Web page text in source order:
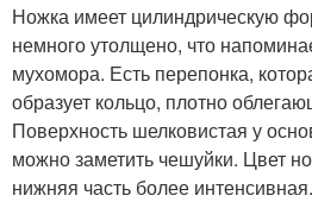
Ножка имеет цилиндрическую
немного утолщено, что
мухомора. Есть перепонка,
образует кольцо, плотно
Поверхность шелковистая у
можно заметить чешуйки. Цвет
нижняя часть более интенсивная.